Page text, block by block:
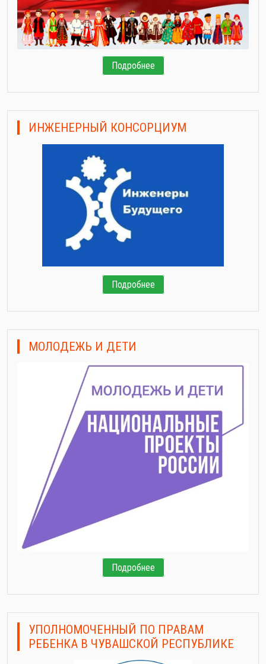
Подробнее
ИНЖЕНЕРНЫЙ КОНСОРЦИУМ
Подробнее
МОЛОДЕЖЬ И ДЕТИ
Подробнее
УПОЛНОМОЧЕННЫЙ ПО ПРАВАМ
РЕБЕНКА В ЧУВАШСКОЙ РЕСПУБЛИКЕ